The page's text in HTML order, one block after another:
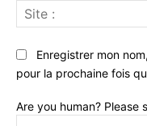
Enregistrer mon
pour la prochaine fois
Are you human? Please